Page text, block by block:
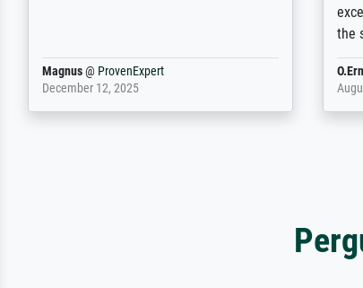
Dr.@ProvenExpert
February 3, 2026
April